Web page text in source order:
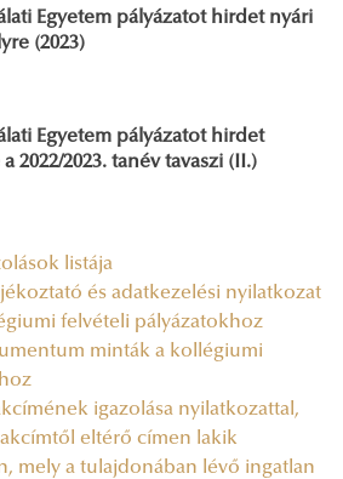
Egyetem pályázatot hirdet nyári
(2023)
Egyetem pályázatot hirdet
2022/2023. tanév tavaszi (II.)
listája
és adatkezelési nyilatkozat
felvételi pályázatokhoz
minták a kollégiumi
igazolása nyilatkozattal,
eltérő címen lakik
mely a tulajdonában lévő ingatlan